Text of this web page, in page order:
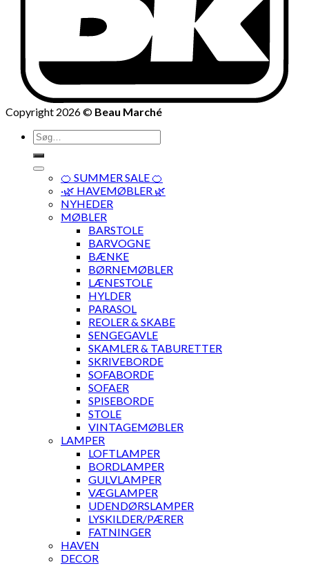
Copyright 2026 © Beau Marché
Søg
efter:
🍊 SUMMER SALE 🍊
·🌿 HAVEMØBLER 🌿
NYHEDER
MØBLER
BARSTOLE
BARVOGNE
BÆNKE
BØRNEMØBLER
LÆNESTOLE
HYLDER
PARASOL
REOLER & SKABE
SENGEGAVLE
SKAMLER & TABURETTER
SKRIVEBORDE
SOFABORDE
SOFAER
SPISEBORDE
STOLE
VINTAGEMØBLER
LAMPER
LOFTLAMPER
BORDLAMPER
GULVLAMPER
VÆGLAMPER
UDENDØRSLAMPER
LYSKILDER/PÆRER
FATNINGER
HAVEN
DECOR